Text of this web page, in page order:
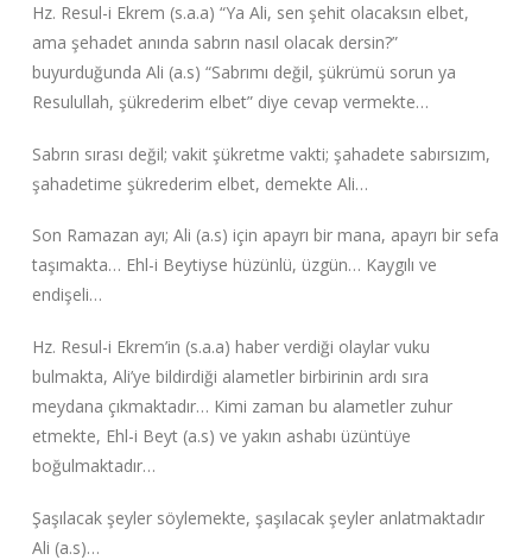
Hz. Resul-i Ekrem (s.a.a) “Ya Ali, sen şehit olacaksın elbet,
ama şehadet anında sabrın nasıl olacak dersin?”‌
buyurduğunda Ali (a.s) “Sabrımı değil, şükrümü sorun ya
Resulullah, şükrederim elbet”‌ diye cevap vermekte…
Sabrın sırası değil; vakit şükretme vakti; şahadete sabırsızım,
şahadetime şükrederim elbet, demekte Ali…
Son Ramazan ayı; Ali (a.s) için apayrı bir mana, apayrı bir sefa
taşımakta… Ehl-i Beytiyse hüzünlü, üzgün… Kaygılı ve
endişeli…
Hz. Resul-i Ekrem’in (s.a.a) haber verdiği olaylar vuku
bulmakta, Ali’ye bildirdiği alametler birbirinin ardı sıra
meydana çıkmaktadır… Kimi zaman bu alametler zuhur
etmekte, Ehl-i Beyt (a.s) ve yakın ashabı üzüntüye
boğulmaktadır…
Şaşılacak şeyler söylemekte, şaşılacak şeyler anlatmaktadır
Ali (a.s)…